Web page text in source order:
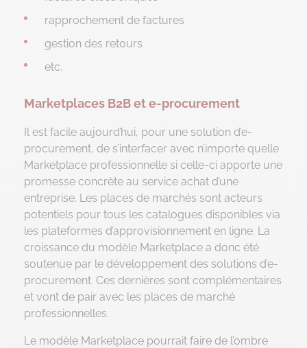
rapprochement de factures
gestion des retours
etc.
Marketplaces B2B et e-procurement
Il est facile aujourd’hui, pour une solution d’e-
procurement, de s’interfacer avec n’importe quelle
Marketplace professionnelle si celle-ci apporte une
promesse concrète au service achat d’une
entreprise. Les places de marchés sont acteurs
potentiels pour tous les catalogues disponibles via
les plateformes d’approvisionnement en ligne. La
croissance du modèle Marketplace a donc été
soutenue par le développement des solutions d’e-
procurement. Ces dernières sont complémentaires
et vont de pair avec les places de marché
professionnelles.
Le modèle Marketplace pourrait faire de l’ombre